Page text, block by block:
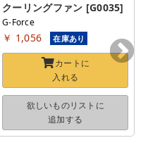
クーリングファン [G0035]
G-Force
￥ 1,056 在庫あり
カートに
入れる
欲しいものリストに
追加する